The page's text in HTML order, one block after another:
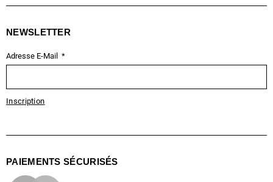
NEWSLETTER
Adresse E-Mail
Inscription
PAIEMENTS SÉCURISÉS